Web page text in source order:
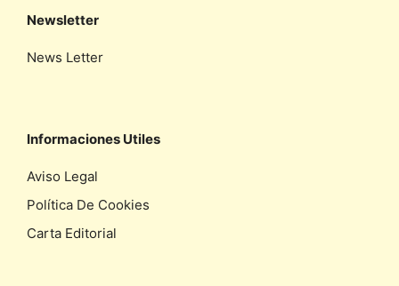
Newsletter
News Letter
Informaciones Utiles
Aviso Legal
Política De Cookies
Carta Editorial